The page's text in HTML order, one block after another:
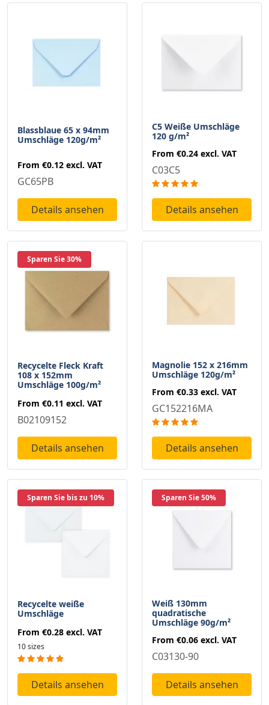
Blassblaue 65 x 94mm
Umschläge 120g/m²
From €0.12 excl. VAT
GC65PB
Details ansehen
C5 Weiße Umschläge
120 g/m²
From €0.24 excl. VAT
C03C5
Details ansehen
Sparen Sie 30%
Recycelte Fleck Kraft
108 x 152mm
Umschläge 100g/m²
From €0.11 excl. VAT
B02109152
Details ansehen
Magnolie 152 x 216mm
Umschläge 120g/m²
From €0.33 excl. VAT
GC152216MA
Details ansehen
Sparen Sie bis zu 10%
Recycelte weiße
Umschläge
From €0.28 excl. VAT
10 sizes
Details ansehen
Sparen Sie 50%
Weiß 130mm
quadratische
Umschläge 90g/m²
From €0.06 excl. VAT
C03130-90
Details ansehen